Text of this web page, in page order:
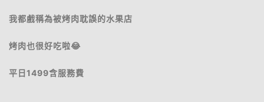
我都戲稱為被烤肉耽誤的水果店
烤肉也很好吃啦😂
平日1499含服務費